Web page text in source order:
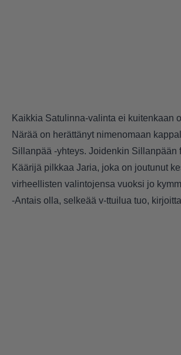
Kaikkia Satulinna-valinta ei kuitenkaan
Närää on herättänyt nimenomaan
Sillanpää -yhteys. Joidenkin Sillanpään
Käärijä pilkkaa Jaria, joka on joutunut
virheellisten valintojensa vuoksi jo
-Antais olla, selkeää v-ttuilua tuo,